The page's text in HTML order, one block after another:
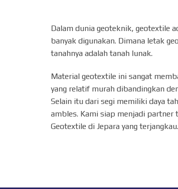
Dalam dunia geoteknik, geotextile
banyak digunakan. Dimana letak
tanahnya adalah tanah lunak.
Material geotextile ini sangat
yang relatif murah dibandingkan
Selain itu dari segi memiliki daya
ambles. Kami siap menjadi partner
Geotextile di Jepara yang terjangkau.